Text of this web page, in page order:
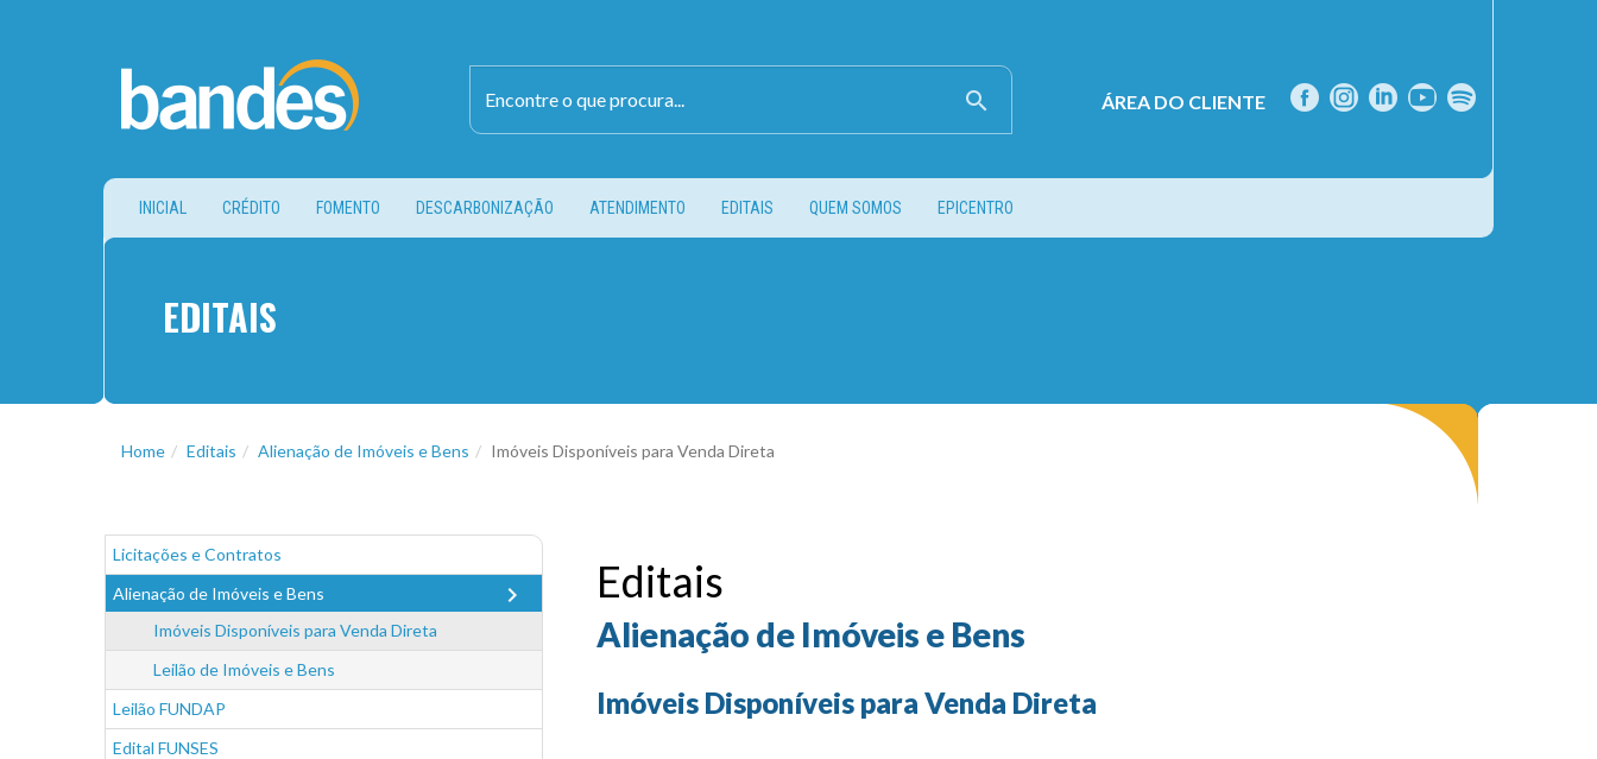
search ÁREA DO CLIENTE
INICIAL (CURRENT)
CRÉDITO FOMENTO DESCARBONIZAÇÃO ATENDIMENTO EDITAIS QUEM SOMOS EPICENTRO
EDITAIS
Home Editais Alienação de Imóveis e Bens Imóveis Disponíveis para Venda Direta
Licitações e Contratos
Alienação de Imóveis e Bens
chevron_right
Imóveis Disponíveis para Venda Direta
Leilão de Imóveis e Bens
Leilão FUNDAP
Edital FUNSES
Editais
Alienação de Imóveis e Bens
Imóveis Disponíveis para Venda Direta